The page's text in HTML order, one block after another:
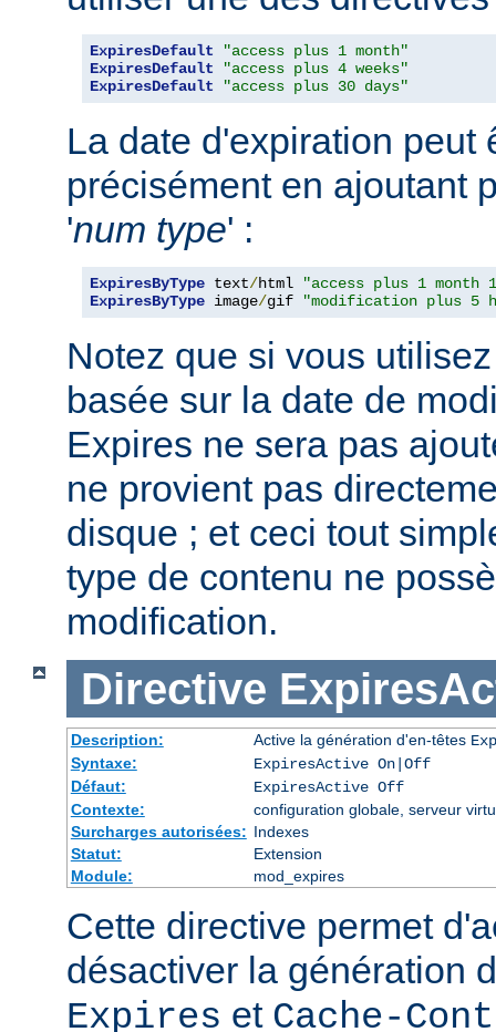
ExpiresDefault
"access plus 1 month"
ExpiresDefault
"access plus 4 weeks"
ExpiresDefault
"access plus 30 days"
La date d'expiration peut
précisément en ajoutant
'num type' :
ExpiresByType text/html
"access plus 1 month
ExpiresByType image/gif "modification plus 5
Notez que si vous
basée sur la date de
Expires ne sera pas
ne provient pas
disque ; et ceci tout
type de contenu ne
modification.
Directive
Description: Active la génération d'en-têtes
Syntaxe:
ExpiresActive On|Off
Défaut:
ExpiresActive Off
Contexte:
configuration globale, serveur
Surcharges autorisées: Indexes
Statut:
Extension
Module:
mod_expires
Cette directive permet
désactiver la génération
Expires et Cache-